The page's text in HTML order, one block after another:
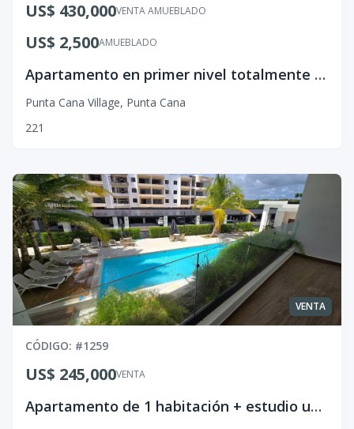
VENTA AMUEBLADO
US$ 430,000
AMUEBLADO
US$ 2,500
Apartamento en primer nivel totalmente amueblado
Punta Cana Village, Punta Cana
221
VENTA
CÓDIGO: #1259
VENTA
US$ 245,000
Apartamento de 1 habitación + estudio ubicado en Ciudad Las Canas, Cap Cana.